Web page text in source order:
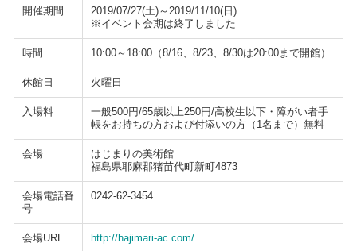
開催期間
2019/07/27(土)～2019/11/10(日)
※イベント会期は終了しました
時間 10:00～18:00（8/16、8/23、8/30は20:00まで開館）
休館日 火曜日
入場料
一般500円/65歳以上250円/高校生以下・障がい者手
帳をお持ちの方および付添いの方（1名まで）無料
会場
はじまりの美術館
福島県耶麻郡猪苗代町新町4873
会場電話番
号
0242-62-3454
会場URL http://hajimari-ac.com/